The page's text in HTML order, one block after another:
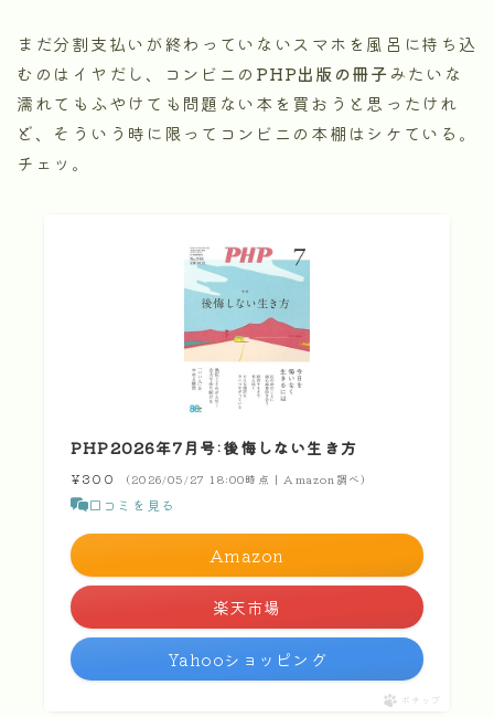
まだ分割支払いが終わっていないスマホを風呂に持ち込
むのはイヤだし、コンビニの PHP出版の冊子みたいな
濡れてもふやけても問題ない本を買おうと思ったけれ
ど、そういう時に限ってコンビニの本棚はシケている。
チェッ。
PHP2026年7月号:後悔しない生き方
¥300 （2026/05/27 18:00時点 | Amazon調べ）
口コミを見る
Amazon
楽天市場
Yahooショッピング
ポチップ